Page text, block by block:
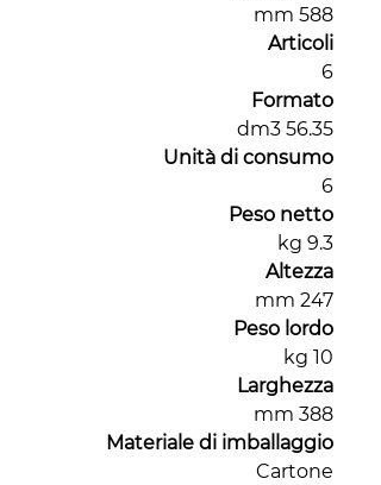
588 mm
Articoli
6
Formato
56.35 dm3
Unità di consumo
6
Peso netto
9.3 kg
Altezza
247 mm
Peso lordo
10 kg
Larghezza
388 mm
Materiale di imballaggio
Cartone